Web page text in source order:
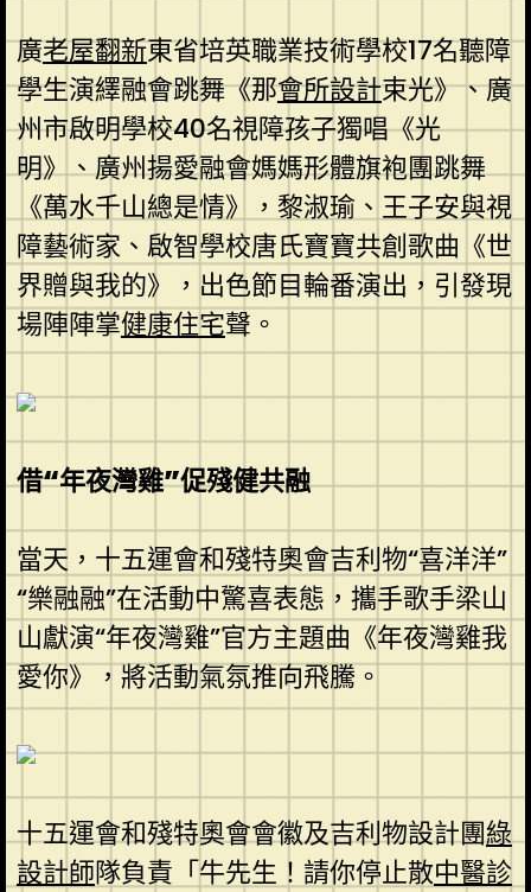
廣老屋翻新東省培英職業技術學校17名聽障
學生演繹融會跳舞《那會所設計束光》、廣
州市啟明學校40名視障孩子獨唱《光
明》、廣州揚愛融會媽媽形體旗袍團跳舞
《萬水千山總是情》，黎淑瑜、王子安與視
障藝術家、啟智學校唐氏寶寶共創歌曲《世
界贈與我的》，出色節目輪番演出，引發現
場陣陣掌健康住宅聲。
借“年夜灣雞”促殘健共融
當天，十五運會和殘特奧會吉利物“喜洋洋”
“樂融融”在活動中驚喜表態，攜手歌手梁山
山獻演“年夜灣雞”官方主題曲《年夜灣雞我
愛你》，將活動氣氛推向飛騰。
十五運會和殘特奧會會徽及吉利物設計團綠
設計師隊負責「牛先生！請你停止散中醫診